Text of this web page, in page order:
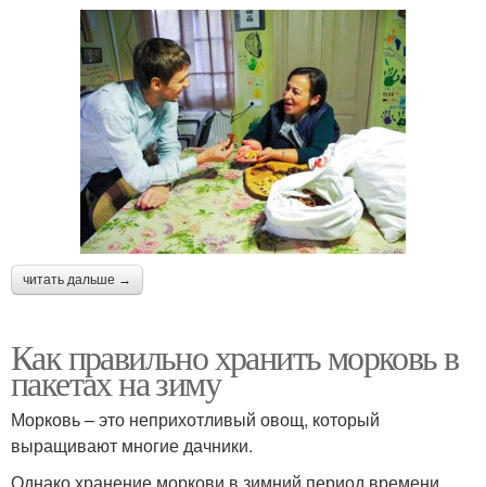
читать дальше →
Как правильно хранить морковь в
пакетах на зиму
Морковь – это неприхотливый овощ, который
выращивают многие дачники.